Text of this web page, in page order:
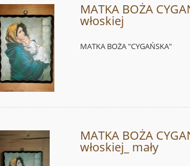
MATKA BOŻA
włoskiej
MATKA BOŻA "CYGAŃSKA"
MATKA BOŻA
włoskiej_ mały